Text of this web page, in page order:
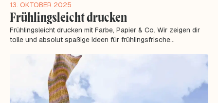
13. OKTOBER 2025
Frühlingsleicht drucken
Frühlingsleicht drucken mit Farbe, Papier & Co. Wir zeigen dir
tolle und absolut spaßige Ideen für frühlingsfrische